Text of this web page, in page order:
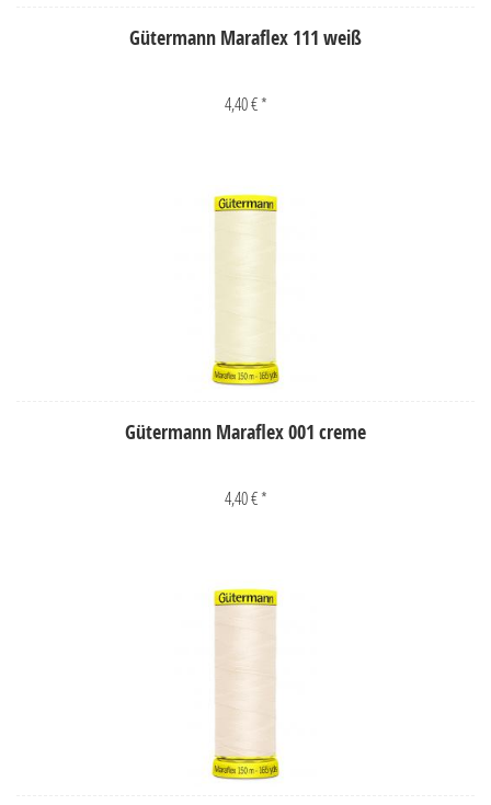
Gütermann Maraflex 111 weiß
4,40 € *
Gütermann Maraflex 001 creme
4,40 € *